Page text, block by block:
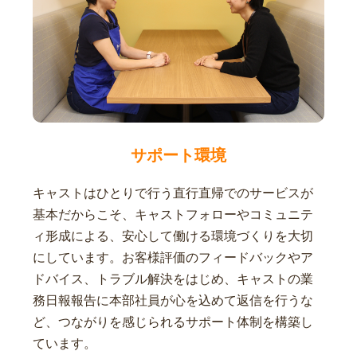
サポート環境
キャストはひとりで行う直行直帰でのサービスが
基本だからこそ、キャストフォローやコミュニテ
ィ形成による、安心して働ける環境づくりを大切
にしています。お客様評価のフィードバックやア
ドバイス、トラブル解決をはじめ、キャストの業
務日報報告に本部社員が心を込めて返信を行うな
ど、つながりを感じられるサポート体制を構築し
ています。